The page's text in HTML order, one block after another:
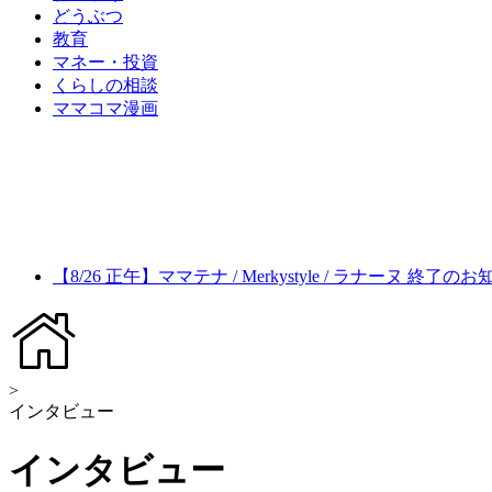
どうぶつ
教育
マネー・投資
くらしの相談
ママコマ漫画
【8/26 正午】ママテナ / Merkystyle / ラナーヌ 終了のお
>
インタビュー
インタビュー